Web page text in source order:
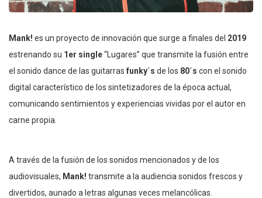
Mank! es un proyecto de innovación que surge a finales del 2019
estrenando su 1er single“Lugares” que transmite la fusión entre
el sonido dance de las guitarras funky´s de los 80´s con el sonido
digital característico de los sintetizadores de la época actual,
comunicando sentimientos y experiencias vividas por el autor en
carne propia.
A través de la fusión de los sonidos mencionados y de los
audiovisuales, Mank! transmite a la audiencia sonidos frescos y
divertidos, aunado a letras algunas veces melancólicas.